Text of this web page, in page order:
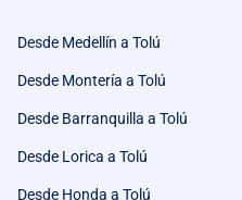
Desde Medellín a Tolú
Desde Montería a Tolú
Desde Barranquilla a Tolú
Desde Lorica a Tolú
Desde Honda a Tolú